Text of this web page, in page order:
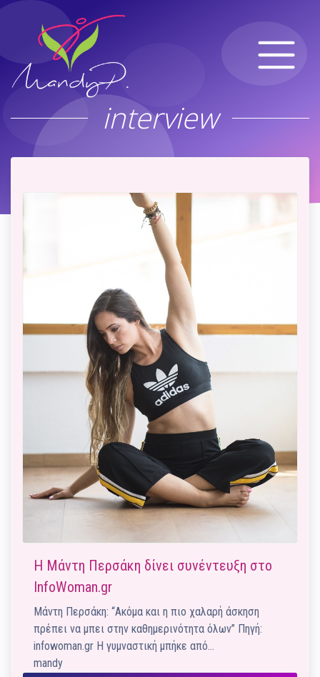
interview
Η Μάντη Περσάκη δίνει συνέντευξη στο
InfoWoman.gr
Μάντη Περσάκη: “Ακόμα και η πιο χαλαρή άσκηση
πρέπει να μπει στην καθημερινότητα όλων” Πηγή:
infowoman.gr Η γυμναστική μπήκε από…
mandy